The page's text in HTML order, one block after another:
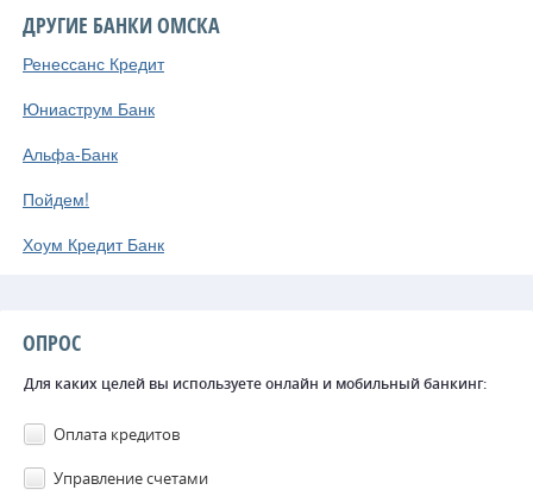
ДРУГИЕ БАНКИ ОМСКА
Ренессанс Кредит
Юниаструм Банк
Альфа-Банк
Пойдем!
Хоум Кредит Банк
ОПРОС
Для каких целей вы используете онлайн и мобильный банкинг:
Оплата кредитов
Управление счетами